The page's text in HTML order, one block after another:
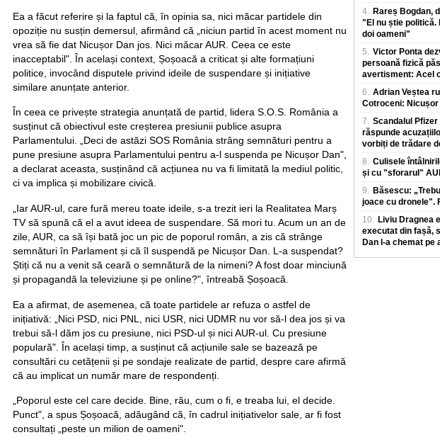
Ea a făcut referire și la faptul că, în opinia sa, nici măcar partidele din
opoziție nu susțin demersul, afirmând că „niciun partid în acest moment nu
vrea să fie dat Nicușor Dan jos. Nici măcar AUR. Ceea ce este
inacceptabil". În același context, Șoșoacă a criticat și alte formațiuni
politice, invocând disputele privind ideile de suspendare și inițiative
similare anunțate anterior.
În ceea ce privește strategia anunțată de partid, lidera S.O.S. România a
susținut că obiectivul este creșterea presiunii publice asupra
Parlamentului. „Deci de astăzi SOS România strâng semnături pentru a
pune presiune asupra Parlamentului pentru a-l suspenda pe Nicușor Dan",
a declarat aceasta, susținând că acțiunea nu va fi limitată la mediul politic,
ci va implica și mobilizare civică.
„Iar AUR-ul, care fură mereu toate ideile, s-a trezit ieri la Realitatea Marș
TV să spună că el a avut ideea de suspendare. Să mori tu. Acum un an de
zile, AUR, ca să își bată joc un pic de poporul român, a zis că strânge
semnături în Parlament și că îl suspendă pe Nicușor Dan. L-a suspendat?
Știți că nu a venit să ceară o semnătură de la nimeni? A fost doar minciună
și propagandă la televiziune și pe online?", întreabă Șoșoacă.
Ea a afirmat, de asemenea, că toate partidele ar refuza o astfel de
inițiativă: „Nici PSD, nici PNL, nici USR, nici UDMR nu vor să-l dea jos și va
trebui să-l dăm jos cu presiune, nici PSD-ul și nici AUR-ul. Cu presiune
populară". În același timp, a susținut că acțiunile sale se bazează pe
consultări cu cetățenii și pe sondaje realizate de partid, despre care afirmă
că au implicat un număr mare de respondenți.
„Poporul este cel care decide. Bine, rău, cum o fi, e treaba lui, el decide.
Punct", a spus Șoșoacă, adăugând că, în cadrul inițiativelor sale, ar fi fost
consultați „peste un milion de oameni".
4. Rareș Bogdan,
"El nu știe politică.
doi oameni"
5. Victor Ponta
persoană fizică
avertisment: Acel
6. Adrian Veștea
Cotroceni: Nicușor
7. Scandalul
răspunde
vorbiți de trădare
8. Culisele
și cu "sforarul"
9. Băsescu:
joace cu dronele".
10. Liviu Dragnea
executat din fașă,
Dan l-a chemat pe